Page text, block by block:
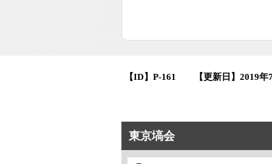
【ID】 P-161 【更新日】 2019年
東京塙会